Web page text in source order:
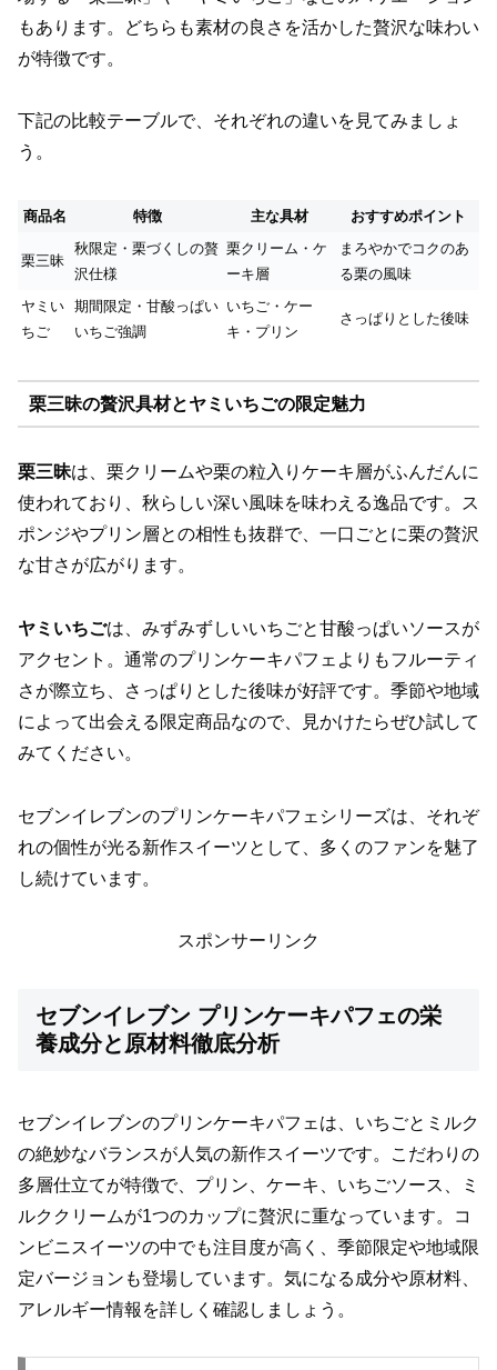
もあります。どちらも素材の良さを活かした贅沢な味わい
が特徴です。
下記の比較テーブルで、それぞれの違いを見てみましょ
う。
商品名 特徴 主な具材 おすすめポイント
栗三昧
秋限定・栗づくしの贅
沢仕様
栗クリーム・ケ
ーキ層
まろやかでコクのあ
る栗の風味
ヤミい
ちご
期間限定・甘酸っぱい
いちご強調
いちご・ケー
キ・プリン
さっぱりとした後味
栗三昧の贅沢具材とヤミいちごの限定魅力
栗三昧は、栗クリームや栗の粒入りケーキ層がふんだんに
使われており、秋らしい深い風味を味わえる逸品です。ス
ポンジやプリン層との相性も抜群で、一口ごとに栗の贅沢
な甘さが広がります。
ヤミいちごは、みずみずしいいちごと甘酸っぱいソースが
アクセント。通常のプリンケーキパフェよりもフルーティ
さが際立ち、さっぱりとした後味が好評です。季節や地域
によって出会える限定商品なので、見かけたらぜひ試して
みてください。
セブンイレブンのプリンケーキパフェシリーズは、それぞ
れの個性が光る新作スイーツとして、多くのファンを魅了
し続けています。
スポンサーリンク
セブンイレブン プリンケーキパフェの栄
養成分と原材料徹底分析
セブンイレブンのプリンケーキパフェは、いちごとミルク
の絶妙なバランスが人気の新作スイーツです。こだわりの
多層仕立てが特徴で、プリン、ケーキ、いちごソース、ミ
ルククリームが1つのカップに贅沢に重なっています。コ
ンビニスイーツの中でも注目度が高く、季節限定や地域限
定バージョンも登場しています。気になる成分や原材料、
アレルギー情報を詳しく確認しましょう。